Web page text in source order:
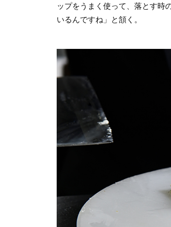
ップをうまく使って、落とす時
いるんですね」と頷く。